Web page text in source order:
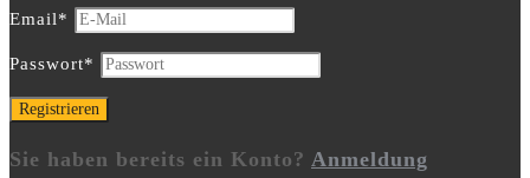
Email*
Passwort*
Sie haben bereits ein Konto? Anmeldung